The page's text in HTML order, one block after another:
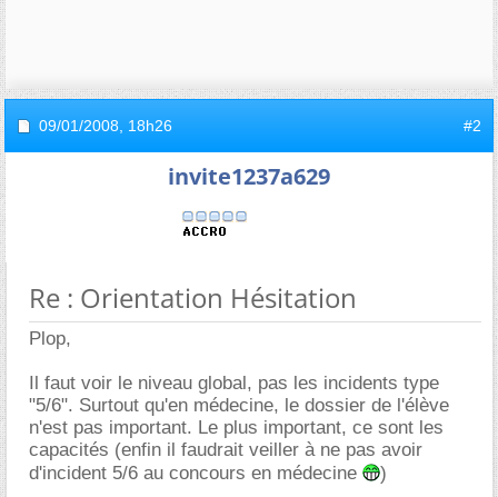
09/01/2008, 18h26 #2
invite1237a629
Re : Orientation Hésitation
Plop,
Il faut voir le niveau global, pas les incidents type
"5/6". Surtout qu'en médecine, le dossier de l'élève
n'est pas important. Le plus important, ce sont les
capacités (enfin il faudrait veiller à ne pas avoir
d'incident 5/6 au concours en médecine
)